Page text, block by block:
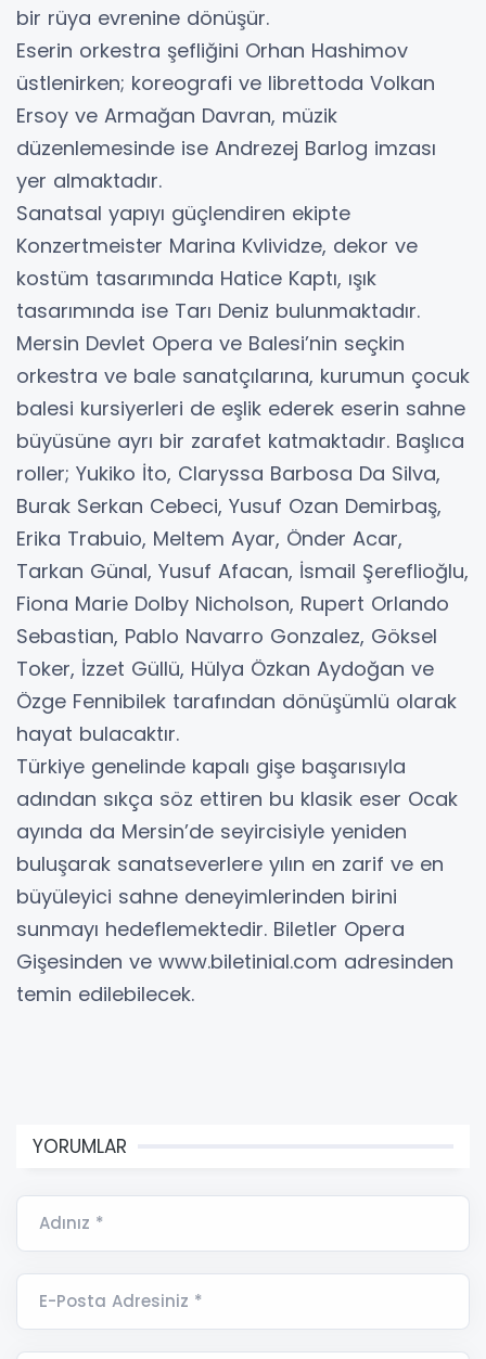
bir rüya evrenine dönüşür.
Eserin orkestra şefliğini Orhan Hashimov
üstlenirken; koreografi ve librettoda Volkan
Ersoy ve Armağan Davran, müzik
düzenlemesinde ise Andrezej Barlog imzası
yer almaktadır.
Sanatsal yapıyı güçlendiren ekipte
Konzertmeister Marina Kvlividze, dekor ve
kostüm tasarımında Hatice Kaptı, ışık
tasarımında ise Tarı Deniz bulunmaktadır.
Mersin Devlet Opera ve Balesi’nin seçkin
orkestra ve bale sanatçılarına, kurumun çocuk
balesi kursiyerleri de eşlik ederek eserin sahne
büyüsüne ayrı bir zarafet katmaktadır. Başlıca
roller; Yukiko İto, Claryssa Barbosa Da Silva,
Burak Serkan Cebeci, Yusuf Ozan Demirbaş,
Erika Trabuio, Meltem Ayar, Önder Acar,
Tarkan Günal, Yusuf Afacan, İsmail Şereflioğlu,
Fiona Marie Dolby Nicholson, Rupert Orlando
Sebastian, Pablo Navarro Gonzalez, Göksel
Toker, İzzet Güllü, Hülya Özkan Aydoğan ve
Özge Fennibilek tarafından dönüşümlü olarak
hayat bulacaktır.
Türkiye genelinde kapalı gişe başarısıyla
adından sıkça söz ettiren bu klasik eser Ocak
ayında da Mersin’de seyircisiyle yeniden
buluşarak sanatseverlere yılın en zarif ve en
büyüleyici sahne deneyimlerinden birini
sunmayı hedeflemektedir. Biletler Opera
Gişesinden ve www.biletinial.com adresinden
temin edilebilecek.
YORUMLAR
Adınız *
E-Posta Adresiniz *